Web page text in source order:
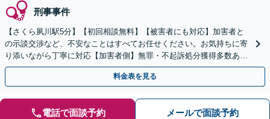
刑事事件
【さくら夙川駅5分】【初回相談無料】【被害者にも対応】加害者と
の示談交渉など、不安なことはすべてお任せください。お気持ちに寄
り添いながら丁寧に対応【加害者側】無罪・不起訴処分獲得多数あ
り。早期接見で速やかな解決を目指します。再犯防止にも注力
料金表を見る
電話で面談予約 メールで面談予約